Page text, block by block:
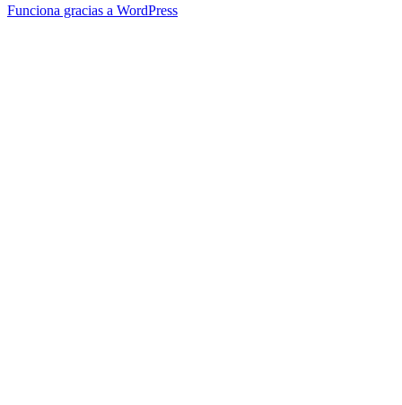
Funciona gracias a WordPress